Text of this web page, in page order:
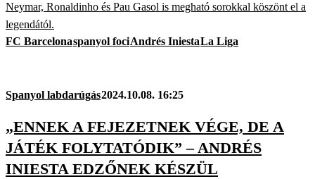
Neymar, Ronaldinho és Pau Gasol is megható sorokkal köszönt el a
legendától.
FC Barcelonaspanyol fociAndrés IniestaLa Liga
Spanyol labdarúgás2024.10.08. 16:25
„ENNEK A FEJEZETNEK VÉGE, DE A
JÁTÉK FOLYTATÓDIK” – ANDRÉS
INIESTA EDZŐNEK KÉSZÜL